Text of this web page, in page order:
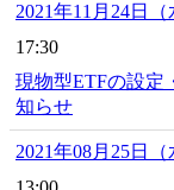
2021年11月24日（
17:30
現物型ETFの設定
知らせ
2021年08月25日（